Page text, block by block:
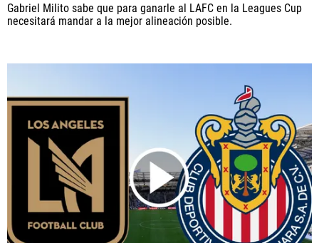
Gabriel Milito sabe que para ganarle al LAFC en la Leagues Cup
necesitará mandar a la mejor alineación posible.